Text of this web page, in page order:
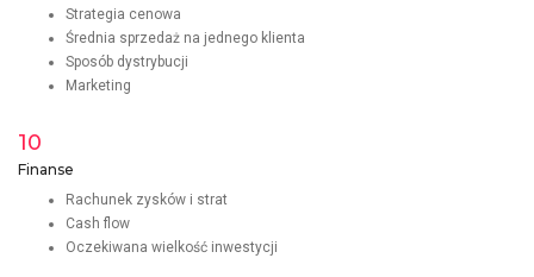
Strategia cenowa
Średnia sprzedaż na jednego klienta
Sposób dystrybucji
Marketing
10
Finanse
Rachunek zysków i strat
Cash flow
Oczekiwana wielkość inwestycji